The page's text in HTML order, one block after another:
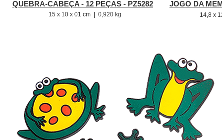
QUEBRA-CABEÇA - 12 PEÇAS - PZ5282
15 x 10 x 01 cm | 0,920 kg
JOGO DA
14,8 x